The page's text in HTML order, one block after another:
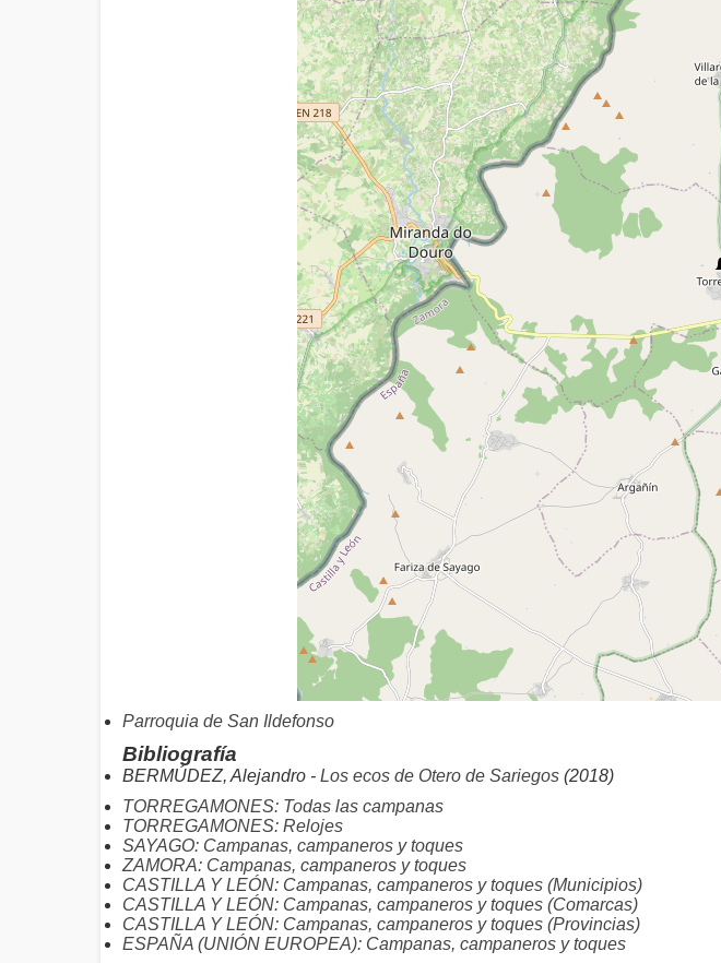
Parroquia de San Ildefonso
Bibliografía
BERMÚDEZ, Alejandro - Los ecos de Otero de Sariegos (2018)
TORREGAMONES: Todas las campanas
TORREGAMONES: Relojes
SAYAGO: Campanas, campaneros y toques
ZAMORA: Campanas, campaneros y toques
CASTILLA Y LEÓN: Campanas, campaneros y toques (Municipios)
CASTILLA Y LEÓN: Campanas, campaneros y toques (Comarcas)
CASTILLA Y LEÓN: Campanas, campaneros y toques (Provincias)
ESPAÑA (UNIÓN EUROPEA): Campanas, campaneros y toques